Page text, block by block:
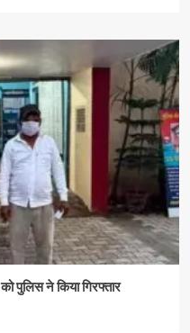
पुलिस ने किया गिरफ्तार